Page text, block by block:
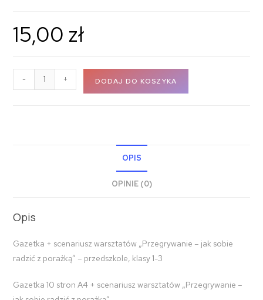
15,00 zł
- + DODAJ DO KOSZYKA
OPIS
OPINIE (0)
Opis
Gazetka + scenariusz warsztatów „Przegrywanie – jak sobie
radzić z porażką” – przedszkole, klasy 1-3
Gazetka 10 stron A4 + scenariusz warsztatów „Przegrywanie –